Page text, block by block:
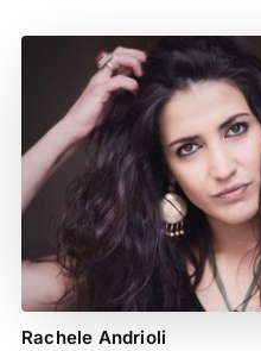
Rachele Andrioli